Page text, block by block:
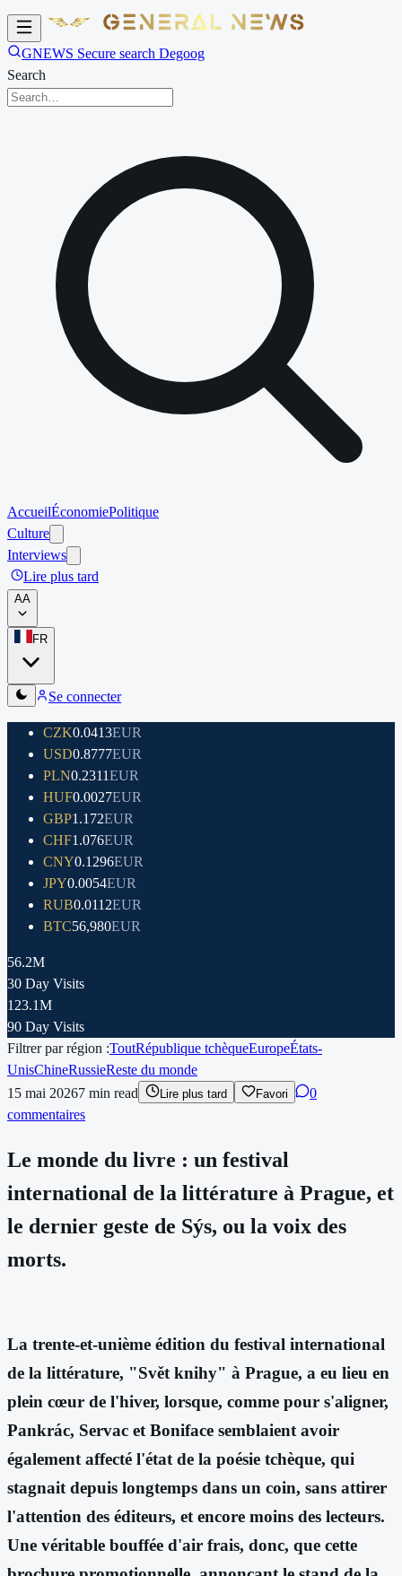
GNEWS Secure search Degoog
Search
AccueilÉconomiePolitique
Culture
Interviews
Lire plus tard
AA
FR
Se connecter
CZK0.0413EUR
USD0.8777EUR
PLN0.2311EUR
HUF0.0027EUR
GBP1.172EUR
CHF1.076EUR
CNY0.1296EUR
JPY0.0054EUR
RUB0.0112EUR
BTC56,980EUR
56.2M
30 Day Visits
123.1M
90 Day Visits
Filtrer par région :ToutRépublique tchèqueEuropeÉtats-
UnisChineRussieReste du monde
15 mai 20267 min read Lire plus tard Favori
0
commentaires
Le monde du livre : un festival
international de la littérature à Prague, et
le dernier geste de Sýs, ou la voix des
morts.
La trente-et-unième édition du festival international
de la littérature, "Svět knihy" à Prague, a eu lieu en
plein cœur de l'hiver, lorsque, comme pour s'aligner,
Pankrác, Servac et Boniface semblaient avoir
également affecté l'état de la poésie tchèque, qui
stagnait depuis longtemps dans un coin, sans attirer
l'attention des éditeurs, et encore moins des lecteurs.
Une véritable bouffée d'air frais, donc, que cette